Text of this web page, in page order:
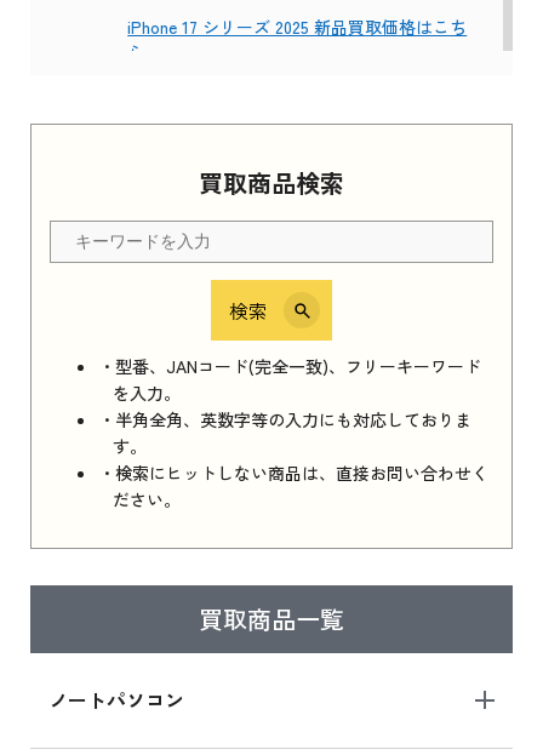
買取商品検索
検索
・型番、JANコード(完全一致)、フリーキーワード
を入力。
・半角全角、英数字等の入力にも対応しておりま
す。
・検索にヒットしない商品は、直接お問い合わせく
ださい。
買取商品一覧
ノートパソコン
iPhone 17 シリーズ 2025 新品買取価格はこち
ら
Apple Watch Series 11 2025 新品買取価格はこ
ちら
iPhone 16e シリーズ 2025
iPhone 16e シリーズ 2025 新品買取価格はこち
ら
iPad 11インチ 2025年春モデル
はこちら
ら